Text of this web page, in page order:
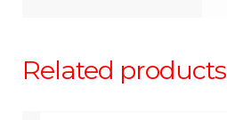
Related products